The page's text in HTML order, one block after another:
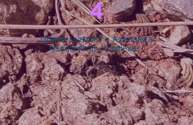
4
Grandes vazões e Assinatura
geoquímicas complexas